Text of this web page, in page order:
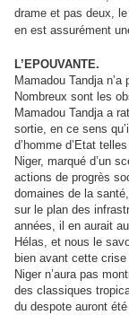
drame et pas deux,
en est assurément
L’EPOUVANTE.
Mamadou Tandja
Nombreux sont les
Mamadou Tandja a
sortie, en ce sens
d’homme d’Etat
Niger, marqué d’un
actions de progrès
domaines de la
sur le plan des
années, il en aurait
Hélas, et nous le
bien avant cette
Niger n’aura pas
des classiques
du despote auront